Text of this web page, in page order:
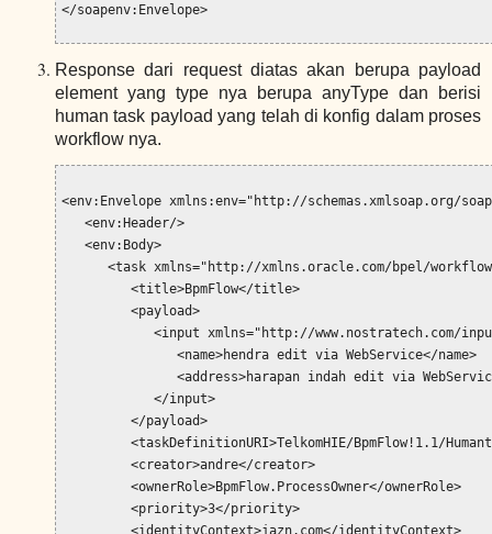
</soapenv:Envelope>
Response dari request diatas akan berupa payload
element yang type nya berupa anyType dan berisi
human task payload yang telah di konfig dalam proses
workflow nya.
<env:Envelope xmlns:env="http://schemas.xmlsoap.org/soap/envelope/">
   <env:Header/>
   <env:Body>
      <task xmlns="http://xmlns.oracle.com/bpel/workflow/task">
         <title>BpmFlow</title>
         <payload>
            <input xmlns="http://www.nostratech.com/input/type">
               <name>hendra edit via WebService</name>
               <address>harapan indah edit via WebService</address>
            </input>
         </payload>
         <taskDefinitionURI>TelkomHIE/BpmFlow!1.1/Humantask2</taskDefinitionURI>
         <creator>andre</creator>
         <ownerRole>BpmFlow.ProcessOwner</ownerRole>
         <priority>3</priority>
         <identityContext>jazn.com</identityContext>
         <processInfo>
            <instanceId>60095</instanceId>
            <processId>BPMFlowProcess</processId>
            <processName>BPMFlowProcess</processName>
         </processInfo>
         <systemAttributes>
            <approvalDuration>1312539</approvalDuration>
            <approvers>yuki</approvers>
            <assignedDate>2015-03-16T11:40:12+07:00</assignedDate>
            <createdDate>2015-03-16T11:40:12+07:00</createdDate>
            <digitalSignatureRequired>false</digitalSignatureRequired>
            <endDate>2015-03-16T12:02:04.539+07:00</endDate>
            <hasSubTasks>false</hasSubTasks>
            <inShortHistory>true</inShortHistory>
            <isGroup>true</isGroup>
            <numberOfTimesModified>5</numberOfTimesModified>
            <outcome>APPROVE</outcome>
            <passwordRequiredOnUpdate>false</passwordRequiredOnUpdate>
            <pushbackSequence>INITIAL_ASSIGNEES;1-5</pushbackSequence>
            <secureNotifications>false</secureNotifications>
            <state>COMPLETED</state>
            <taskId>ce34ebe9-703d-4170-ac39-76fb9d141037</taskId>
            <taskNumber>200101</taskNumber>
            <updatedBy>
               <id>yuki</id>
               <displayName>yuki</displayName>
               <type>user</type>
            </updatedBy>
            <updatedDate>2015-03-16T12:02:04+07:00</updatedDate>
            <version>5</version>
            <versionReason>TASK_VERSION_REASON_COMPLETED</versionReason>
            <taskDefinitionId>TelkomHIE/BpmFlow!1.1/Humantask2</taskDefinitionId>
            <taskDefinitionName>Humantask2</taskDefinitionName>
            <workflowPattern>Participant</workflowPattern>
            <isTestTask>false</isTestTask>
            <participantName>default.DefaultPerformer</participantName>
            <rootTaskId>ce34ebe9-703d-4170-ac39-76fb9d141037</rootTaskId>
            <systemStringActions>PUSH_BACK,sharePayload</systemStringActions>
            <isTemplateTask>false</isTemplateTask>
            <taskNamespace>http://xmlns.oracle.com/BPMFlow/BpmFlow/Humantask2</taskNamespace>
            <timers/>
            <componentType>Workflow</componentType>
            <activityName>UserTask1</activityName>
            <activityId>ACT12343189529316</activityId>
            <thread>0</thread>
            <parentThread>-1</parentThread>
            <swimlaneRole>FlowDua</swimlaneRole>
            <timersSuspended>false</timersSuspended>
            <tenantIdNumber>-1</tenantIdNumber>
            <isDecomposedTask>false</isDecomposedTask>
            <formName>default</formName>
         </systemAttributes>
         <systemMessageAttributes>
            <numberAttribute1>0.0</numberAttribute1>
            <numberAttribute2>0.0</numberAttribute2>
            <numberAttribute3>0.0</numberAttribute3>
            <numberAttribute4>0.0</numberAttribute4>
            <numberAttribute5>0.0</numberAttribute5>
            <numberAttribute6>0.0</numberAttribute6>
            <numberAttribute7>0.0</numberAttribute7>
            <numberAttribute8>0.0</numberAttribute8>
            <numberAttribute9>0.0</numberAttribute9>
            <numberAttribute10>0.0</numberAttribute10>
            <protectedNumberAttribute1>0.0</protectedNumberAttribute1>
            <protectedNumberAttribute2>0.0</protectedNumberAttribute2>
            <protectedNumberAttribute3>0.0</protectedNumberAttribute3>
            <protectedNumberAttribute4>0.0</protectedNumberAttribute4>
            <protectedNumberAttribute5>0.0</protectedNumberAttribute5>
            <protectedNumberAttribute6>0.0</protectedNumberAttribute6>
            <protectedNumberAttribute7>0.0</protectedNumberAttribute7>
            <protectedNumberAttribute8>0.0</protectedNumberAttribute8>
            <protectedNumberAttribute9>0.0</protectedNumberAttribute9>
            <protectedNumberAttribute10>0.0</protectedNumberAttribute10>
         </systemMessageAttributes>
         <callback>
            <id>BPMFlowProcess/HumanTasks.Humantask2.reference</id>
            <converstationId>urn:883fe82e-cb96-11e4-aec4-6ac578b5c089</converstationId>
         </callback>
         <isPublic>false</isPublic>
         <percentageComplete>100.0</percentageComplete>
         <sca>
            <applicationName>TelkomHIE</applicationName>
            <componentName>Humantask2</componentName>
            <compositeDN>TelkomHIE/BpmFlow!1.1*soa_d5fea338-73b5-41f6-8e7c-51413d395e62</compositeDN>
            <compositeInstanceId>60032</compositeInstanceId>
            <compositeName>BpmFlow</compositeName>
            <compositeVersion>1.1</compositeVersion>
            <ecId>8986bff4-3cbf-4a5b-8f08-6f0326c294a8-0000b6d6</ecId>
            <parentComponentInstanceId>bpmn:60095</parentComponentInstanceId>
            <parentComponentInstanceRefId>60095-ACT12343189529316-BPMFlowProcess_try.3-1</parentComponentInstanceRefId>
            <headerProperties>rO0ABXNyABFqYXZhLnV0aWwuSGFzaE1hcAUH2sHDFmDRAwACRgAKbG9hZEZhY3RvckkACXRocmVzaG9sZHhwP0AAAAAAABh3CAAAACAAAAAPdAAddHJhY2tpbmcuQ29tcG9zaXRlU0NBRW50aXR5SWR0AAU2MDAwMXQAFHRyYWNraW5nLlNDQUVudGl0eUlkdAAFNjAwMDR0ABp0cmFja2luZy5Db3JyZWxhdGlvbkZsb3dJZHQAIjAwMDBLa1dzUnNXRjRFV0ZMekZTOEExS3pJQmgwMDAwMTZ0ABl0cmFja2luZy5yZXNwb25zZS5jb250ZXh0c3IAJmphdmEudXRpbC5jb25jdXJyZW50LkNvbmN1cnJlbnRIYXNoTWFwZJneEp2HKT0DAANJAAtzZWdtZW50TWFza0kADHNlZ21lbnRTaGlmdFsACHNlZ21lbnRzdAAxW0xqYXZhL3V0aWwvY29uY3VycmVudC9Db25jdXJyZW50SGFzaE1hcCRTZWdtZW50O3hwAAAADwAAABx1cgAxW0xqYXZhLnV0aWwuY29uY3VycmVudC5Db25jdXJyZW50SGFzaE1hcCRTZWdtZW50O1J3P0Eymzl0AgAAeHAAAAAQc3IALmphdmEudXRpbC5jb25jdXJyZW50LkNvbmN1cnJlbnRIYXNoTWFwJFNlZ21lbnQfNkyQWJMpPQIAAUYACmxvYWRGYWN0b3J4cgAoamF2YS51dGlsLmNvbmN1cnJlbnQubG9ja3MuUmVlbnRyYW50TG9ja2ZVqCwsyGrrAgABTAAEc3luY3QAL0xqYXZhL3V0aWwvY29uY3VycmVudC9sb2Nrcy9SZWVudHJhbnRMb2NrJFN5bmM7eHBzcgA0amF2YS51dGlsLmNvbmN1cnJlbnQubG9ja3MuUmVlbnRyYW50TG9jayROb25mYWlyU3luY2WIMudTe78LAgAAeHIALWphdmEudXRpbC5jb25jdXJyZW50LmxvY2tzLlJlZW50cmFudExvY2skU3luY7geopSqRFp8AgAAeHIANWphdmEudXRpbC5jb25jdXJyZW50LmxvY2tzLkFic3RyYWN0UXVldWVkU3luY2hyb25pemVyZlWoQ3U/UuMCAAFJAAVzdGF0ZXhyADZqYXZhLnV0aWwuY29uY3VycmVudC5sb2Nrcy5BYnN0cmFjdE93bmFibGVTeW5jaHJvbml6ZXIz36+5rW1vqQIAAHhwAAAAAD9AAABzcQB+AA5zcQB+ABIAAAAAP0AAAHNxAH4ADnNxAH4AEgAAAAA/QAAAc3EAfgAOc3EAfgASAAAAAD9AAABzcQB+AA5zcQB+ABIAAAAAP0AAAHNxAH4ADnNxAH4AEgAAAAA/QAAAc3EAfgAOc3EAfgASAAAAAD9AAABzcQB+AA5zcQB+ABIAAAAAP0AAAHNxAH4ADnNxAH4AEgAAAAA/QAAAc3EAfgAOc3EAfgASAAAAAD9AAABzcQB+AA5zcQB+ABIAAAAAP0AAAHNxAH4ADnNxAH4AEgAAAAA/QAAAc3EAfgAOc3EAfgASAAAAAD9AAABzcQB+AA5zcQB+ABIAAAAAP0AAAHNxAH4ADnNxAH4AEgAAAAA/QAAAc3EAfgAOc3EAfgASAAAAAD9AAAB1cgATW0xqYXZhLmxhbmcuU3RyaW5nO63SVufpHXtHAgAAeHAAAAADdAAmQlBFTEluaXRpYXRlVGFzay9BdXRoZW50aWNhdGlvblNlcnZpY2V0ABVBdXRoZW50aWNhdGlvblNlcnZpY2V0AAU2MDAwOXNxAH4ACQAAAA8AAAAcdXEAfgAMAAAAEHNxAH4ADnNxAH4AEgAAAAA/QAAAc3EAfgAOc3EAfgASAAAAAD9AAABzcQB+AA5zcQB+ABIAAAAAP0AAAHNxAH4ADnNxAH4AEgAAAAA/QAAAc3EAfgAOc3EAfgASAAAAAD9AAABzcQB+AA5zcQB+ABIAAAAAP0AAAHNxAH4ADnNxAH4AEgAAAAA/QAAAc3EAfgAOc3EAfgASAAAAAD9AAABzcQB+AA5zcQB+ABIAAAAAP0AAAHNxAH4ADnNxAH4AEgAAAAA/QAAAc3EAfgAOc3EAfgASAAAAAD9AAABzcQB+AA5zcQB+ABIAAAAAP0AAAHNxAH4ADnNxAH4AEgAAAAA/QAAAc3EAfgAOc3EAfgASAAAAAD9AAABzcQB+AA5zcQB+ABIAAAAAP0AAAHNxAH4ADnNxAH4AEgAAAAA/QAAAdAAbUmVzcG9uc2VDb21wb3NpdGVJbnN0YW5jZUlEc3IADmphdmEubGFuZy5Mb25nO4vkkMyPI98CAAFKAAV2YWx1ZXhyABBqYXZhLmxhbmcuTnVtYmVyhqyVHQuU4IsCAAB4cAAAAAAAAOp/dAASUmVzcG9uc2VJbnN0YW5jZUlEc3EAfgBdAAAAAAAA6rx0ABBUYXJnZXRJbnN0YW5jZUlEc3EAfgBdAAAAAAAA6r1wcHh1cQB+ADUAAAADdAAWQlBNRmxvd1Byb2Nlc3Muc2VydmljZXQAJUJQTUZsb3dQcm9jZXNzL0JQTUZsb3dQcm9jZXNzLnNlcnZpY2V0AAU2MDAwMXNxAH4ACQAAAA8AAAAcdXEAfgAMAAAAEHNxAH4ADnNxAH4AEgAAAAA/QAAAc3EAfgAOc3EAfgASAAAAAD9AAABzcQB+AA5zcQB+ABIAAAAAP0AAAHNxAH4ADnNxAH4AEgAAAAA/